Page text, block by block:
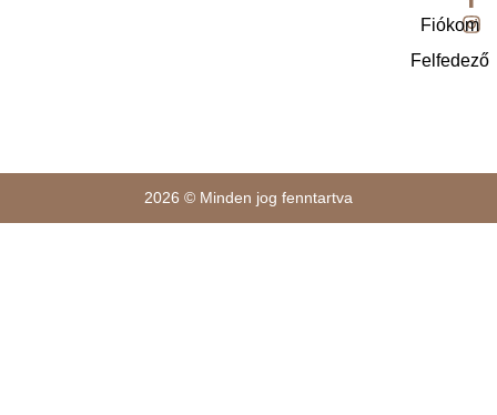
Fiókom
Felfedező
2026 © Minden jog fenntartva